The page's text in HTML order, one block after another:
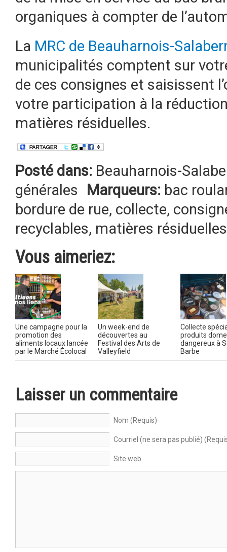
organiques à compter de
La MRC de Beauharnois-
municipalités comptent sur
de ces consignes et saisissent
votre participation à la
matières résiduelles.
Posté dans: Beauharnois-
générales
Marqueurs: bac
bordure de rue, collecte,
recyclables, matières résiduelles
Vous aimeriez:
Une campagne pour la
promotion des
aliments locaux lancée
par le Marché Écolocal
Un week-end de
découvertes au
Festival des Arts de
Valleyfield
Collecte
produits
dangereux à
Barbe
Laisser un commentaire
Nom (Requis)
Courriel (ne sera pas publié)
Site web